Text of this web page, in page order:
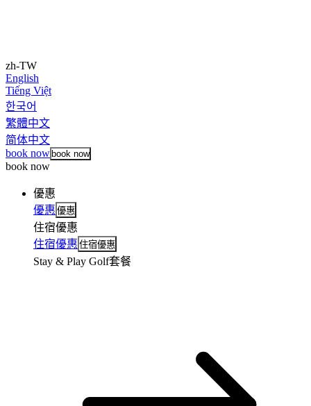
zh-TW
English
Tiếng Việt
한국어
繁體中文
简体中文
book nowbook now
book now
優惠
優惠 優惠
住宿優惠
住宿優惠 住宿優惠
Stay & Play Golf套餐